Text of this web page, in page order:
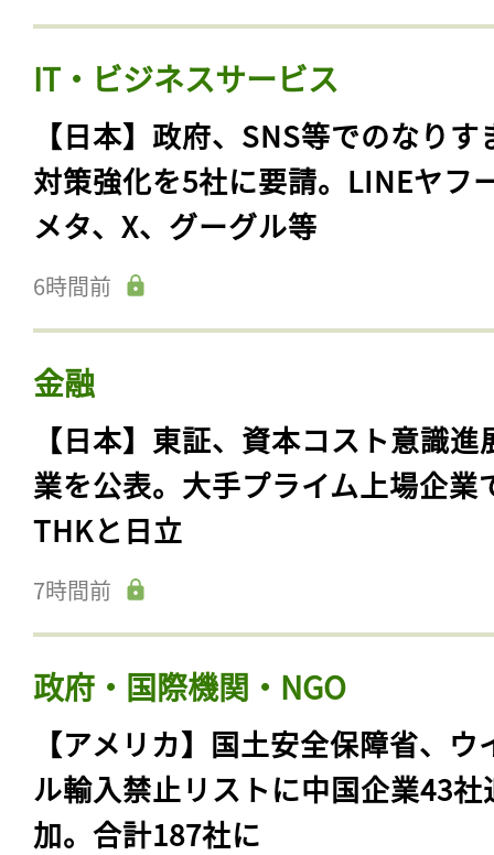
IT・ビジネスサービス
【日本】政府、SNS等でのなりす
対策強化を5社に要請。LINEヤフ
メタ、X、グーグル等
6時間前
金融
【日本】東証、資本コスト意識進
業を公表。大手プライム上場企業
THKと日立
7時間前
政府・国際機関・NGO
【アメリカ】国土安全保障省、ウ
ル輸入禁止リストに中国企業43社
加。合計187社に